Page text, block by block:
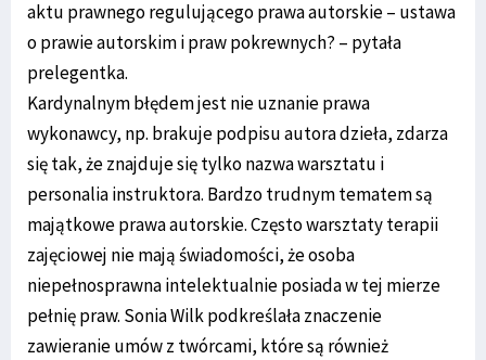
aktu prawnego regulującego prawa autorskie – ustawa
o prawie autorskim i praw pokrewnych? – pytała
prelegentka.
Kardynalnym błędem jest nie uznanie prawa
wykonawcy, np. brakuje podpisu autora dzieła, zdarza
się tak, że znajduje się tylko nazwa warsztatu i
personalia instruktora. Bardzo trudnym tematem są
majątkowe prawa autorskie. Często warsztaty terapii
zajęciowej nie mają świadomości, że osoba
niepełnosprawna intelektualnie posiada w tej mierze
pełnię praw. Sonia Wilk podkreślała znaczenie
zawieranie umów z twórcami, które są również